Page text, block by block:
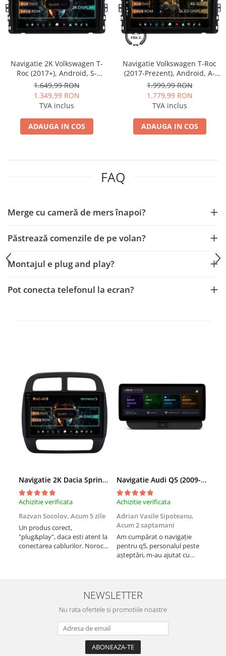
Nissan
Land Rover
Isuzu
Subaru
Fiat
Ssangyong
Daihatsu
Navigații auto universale
Navigații auto universale
Navigații universale 1DIN
Rame adaptoare auto
Rame adaptoare auto
Rame adaptoare Volkswagen
Rame adaptoare M-Benz
Rame adaptoare Opel
Rame adaptoare Skoda
Navigatie 2K Volkswagen T-
Roc (2017+), Android, S-
Quadcore / 4GB RAM + 64GB
ROM, 9.5 Inch - AD-
BGS90042K+AD-BGRKIT041-V2
1.649,99 RON
1.349,99 RON
TVA inclus
ADAUGA IN COS
Navigatie Volkswagen T-Roc
(2017-Prezent), Android, A-
Octacore / 4GB RAM + 64GB
ROM, 9 Inch - AD-
BGA9004+AD-BGRKIT041-V2
1.999,99 RON
1.779,99 RON
TVA inclus
ADAUGA IN COS
FAQ
Merge cu cameră de mers înapoi?
Păstrează comenzile de pe volan?
Montajul e plug and play?
Pot conecta telefonul la ecran?
Navigatie 2K Dacia Spring (2021- Prezent), Android, S-Quadcore / 4GB RAM + 64GB ROM, 9.5 Inch - AD-BGS90042K+AD-BGRKIT366V4s
Achizitie verificata
Razvan Socolov, Acum 5 zile
Un produs corect,
"plug&play", daca esti atent la
conectarea cablurilor. Noroc
indrumat pas cu pas si mi-a
atras atentia ca nu era
conectat cablul de video de la
Navigatie Audi Q5 (2009-2017), Linux OS & OEM, MMI 3G, CarPlay & Android Auto Wireless, MirrorLink, Camera AHD, 12.3 Inch - AD-BGAALNXH+AD-BGRKITQ5002
Achizitie verificata
Adrian Vasile Sipoteanu,
Acum 2 saptamani
Am cumpărat o navigație
pentru q5, personalul peste
așteptări, m-au ajutat cu
rânduri. Foarte serviabili,
livrare rapidă, suport tehnic,
totul impecabil, o să revin la ei
și pentru vi...
NEWSLETTER
Nu rata ofertele si promotiile noastre